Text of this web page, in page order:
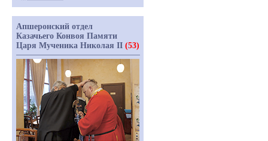
Апшеронский отдел
Казачьего Конвоя Памяти
Царя Мученика Николая II (53)